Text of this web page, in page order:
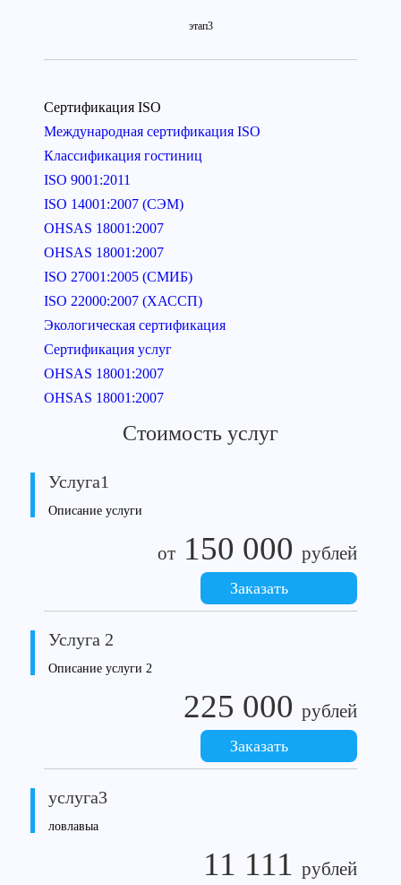
этап3
Сертификация ISO
Международная сертификация ISO
Классификация гостиниц
ISO 9001:2011
ISO 14001:2007 (СЭМ)
OHSAS 18001:2007
OHSAS 18001:2007
ISO 27001:2005 (СМИБ)
ISO 22000:2007 (ХАССП)
Экологическая сертификация
Сертификация услуг
OHSAS 18001:2007
OHSAS 18001:2007
Стоимость услуг
Услуга1
Описание услуги
от 150 000 рублей
Заказать
Услуга 2
Описание услуги 2
225 000 рублей
Заказать
услуга3
ловлавыа
11 111 рублей